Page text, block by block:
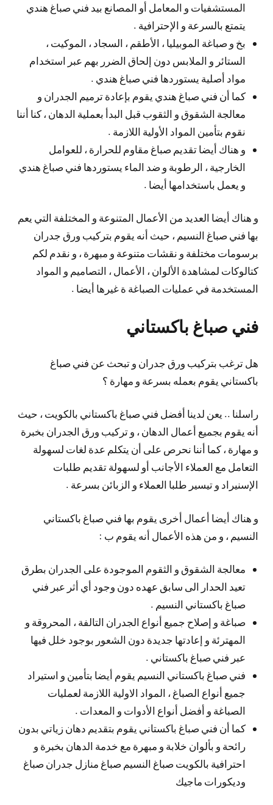
المستشفيات و المعامل أو المصانع بيد فني صباغ هندي
يتمتع بالسرعة و الإحترافية .
بخ و صباغة الموبيليا ، الأطقم ، السجاد ، الموكيت ،
الستائر و الملابس دون إلحاق الضرر بهم عبر استخدام
مواد أصلية يستوردها فني صباغ هندي .
كما أن فني صباغ هندي يقوم بإعادة ترميم الجدران و
معالجة الشقوق و الثقوب قبل البدأ بعملية الدهان ، كنا أننا
نقوم بتأمين المواد الأولية اللازمة .
و هناك أيضا تقديم صباغ مقاوم للحرارة ، للعوامل
الخارجية ، الرطوبة و ضد الماء يستوردها فني صباغ هندي
و يعمل باستخدامها أيضا .
و هناك أيضا العديد من الأعمال المتنوعة و المختلفة التي يعم
بها فني صباغ النسيم ، حيث أنه يقوم بتركيب ورق جدران
برسومات مختلفة و نقشات متنوعة و مبهرة ، و نقدم لكم
كتالوكات لمشاهدة الألوان ، الأعمال ، التصاميم و المواد
المستخدمة في عمليات الصباغة ة غيرها أيضا .
فني صباغ باكستاني
هل ترغب بتركيب ورق جدران و تبحث عن فني صباغ
باكستاني يقوم بعمله بسرعة و مهارة ؟
راسلنا .. يعن لدينا أفضل فني صباغ باكستاني بالكويت ، حيث
أنه يقوم بجميع أعمال الدهان ، و تركيب ورق الجدران بخبرة
و مهارة ، كما أننا نحرص على أن يتكلم عدة لغات لسهولة
التعامل مع العملاء الأجانب أو لسهولة تقديم طلبات
الإسنيراد و تيسير طلبا العملاء و الزبائن بسرعة .
و هناك أيضا أعمال أخرى يقوم بها فني صباغ باكستاني
النسيم ، و من هذه الأعمال أنه يقوم ب :
معالجة الشقوق و الثقوم الموجودة على الجدران بطرق
تعيد الحدار الى سابق عهده دون وجود أي أثر عبر فني
صباغ باكستاني النسيم .
صباغة و إصلاح جميع أنواع الجدران التالفة ، المحروقة و
المهترئة و إعادتها جديدة دون الشعور بوجود خلل فيها
عبر فني صباغ باكستاني .
فني صباغ باكستاني النسيم يقوم أيضا بتأمين و استيراد
جميع أنواع الصباغ ، المواد الاولية اللازمة لعمليات
الصباغة و أفضل أنواع الأدوات و المعدات .
كما أن فني صباغ باكستاني يقوم بتقديم دهان زياتي بدون
رائحة و بألوان خلابة و مبهرة مع خدمة الدهان بخبرة و
احترافية بالكويت صباغ النسيم صباغ منازل جدران صباغ
وديكورات ماجيك